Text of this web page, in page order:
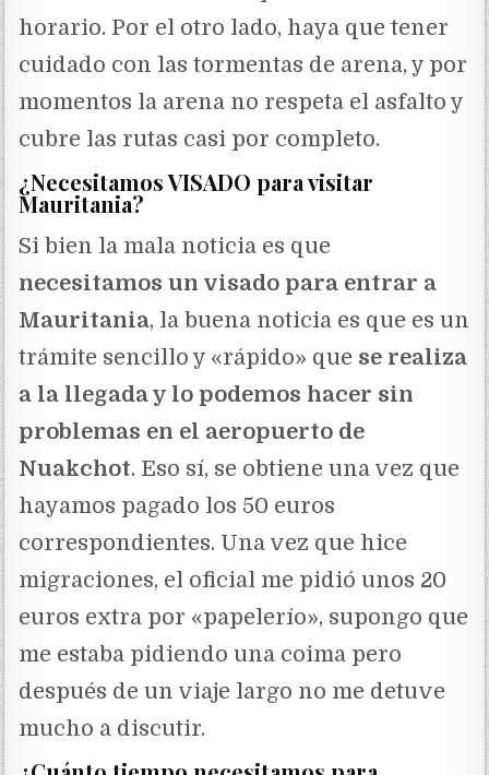
horario. Por el otro lado, haya que tener
cuidado con las tormentas de arena, y por
momentos la arena no respeta el asfalto y
cubre las rutas casi por completo.
¿Necesitamos VISADO para visitar
Mauritania?
Si bien la mala noticia es que
necesitamos un visado para entrar a
Mauritania, la buena noticia es que es un
trámite sencillo y «rápido» que se realiza
a la llegada y lo podemos hacer sin
problemas en el aeropuerto de
Nuakchot. Eso sí, se obtiene una vez que
hayamos pagado los 50 euros
correspondientes. Una vez que hice
migraciones, el oficial me pidió unos 20
euros extra por «papelerío», supongo que
me estaba pidiendo una coima pero
después de un viaje largo no me detuve
mucho a discutir.